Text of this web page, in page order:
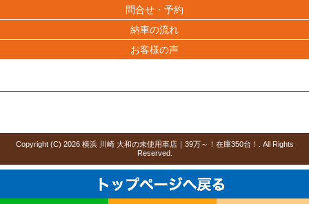
問合せ・予約
納車の流れ
お客様の声
Copyright (C) 2026 横浜 川崎 大和の未使用車店｜39万～！在庫350台！
. All Rights
Reserved.